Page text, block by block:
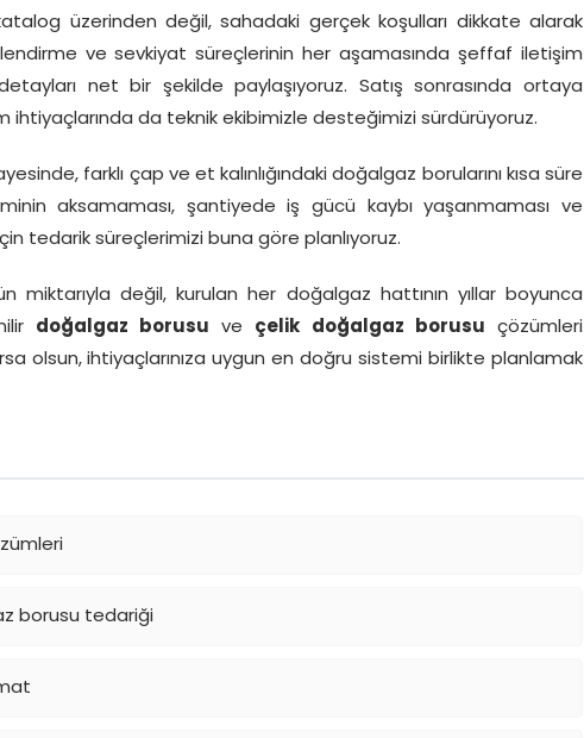
üzerinden değil, sahadaki gerçek koşulları dikkate alarak
ve sevkiyat süreçlerinin her aşamasında şeffaf iletişim
net bir şekilde paylaşıyoruz. Satış sonrasında ortaya
ihtiyaçlarında da teknik ekibimizle desteğimizi sürdürüyoruz.
farklı çap ve et kalınlığındaki doğalgaz borularını kısa süre
aksamaması, şantiyede iş gücü kaybı yaşanmaması ve
tedarik süreçlerimizi buna göre planlıyoruz.
miktarıyla değil, kurulan her doğalgaz hattının yıllar boyunca
doğalgaz borusu ve çelik doğalgaz borusu çözümleri
olsun, ihtiyaçlarınıza uygun en doğru sistemi birlikte planlamak
borusu tedariği